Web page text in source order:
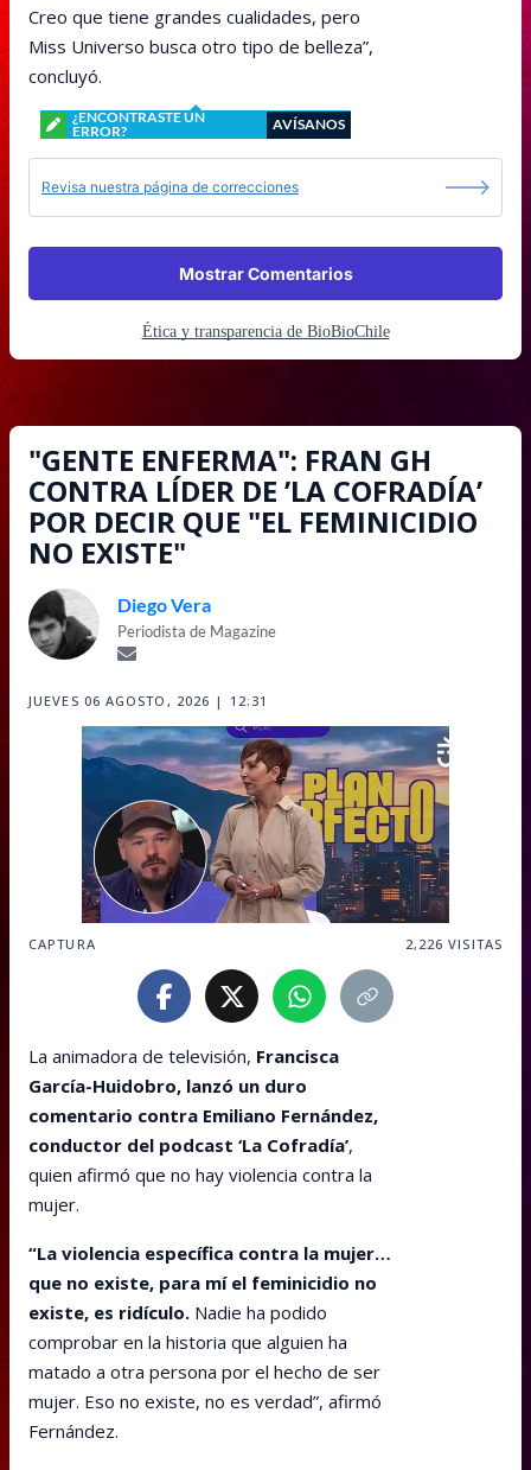
Creo que tiene grandes cualidades, pero
Miss Universo busca otro tipo de belleza”,
concluyó.
¿ENCONTRASTE UN
ERROR?
AVÍSANOS
Revisa nuestra página de correcciones
Mostrar Comentarios
Ética y transparencia de BioBioChile
"GENTE ENFERMA": FRAN GH
CONTRA LÍDER DE ’LA COFRADÍA’
POR DECIR QUE "EL FEMINICIDIO
NO EXISTE"
Diego Vera
Periodista de Magazine
JUEVES 06 AGOSTO, 2026 | 12:31
CAPTURA 2,226 VISITAS
La animadora de televisión, Francisca
García-Huidobro, lanzó un duro
comentario contra Emiliano Fernández,
conductor del podcast ‘La Cofradía’,
quien afirmó que no hay violencia contra la
mujer.
“La violencia específica contra la mujer…
que no existe, para mí el feminicidio no
existe, es ridículo. Nadie ha podido
comprobar en la historia que alguien ha
matado a otra persona por el hecho de ser
mujer. Eso no existe, no es verdad”, afirmó
Fernández.